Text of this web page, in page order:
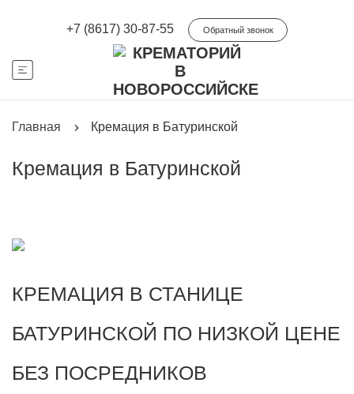
+7 (8617) 30-87-55 Обратный звонок
Главная Кремация в Батуринской
Кремация в Батуринской
КРЕМАЦИЯ В СТАНИЦЕ
БАТУРИНСКОЙ ПО НИЗКОЙ ЦЕНЕ
БЕЗ ПОСРЕДНИКОВ